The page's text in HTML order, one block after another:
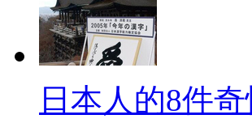
日本人的8件